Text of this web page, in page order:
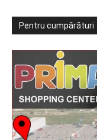
Pentru cumpărături